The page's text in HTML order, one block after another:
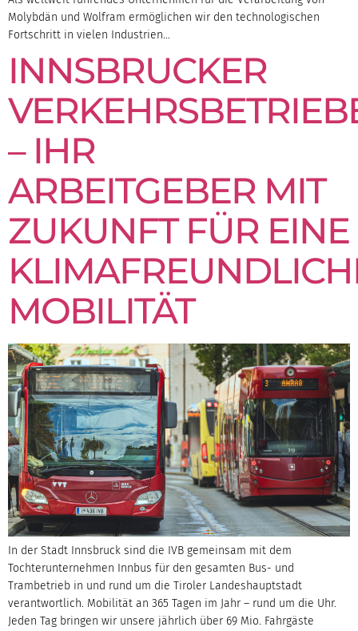
Molybdän und Wolfram ermöglichen wir den technologischen
Fortschritt in vielen Industrien…
INNSBRUCKER
– IHR
ARBEITGEBER MIT
ZUKUNFT FÜR EINE
MOBILITÄT
In der Stadt Innsbruck sind die IVB gemeinsam mit dem
Tochterunternehmen Innbus für den gesamten Bus- und
Trambetrieb in und rund um die Tiroler Landeshauptstadt
verantwortlich. Mobilität an 365 Tagen im Jahr – rund um die Uhr.
Jeden Tag bringen wir unsere jährlich über 69 Mio. Fahrgäste